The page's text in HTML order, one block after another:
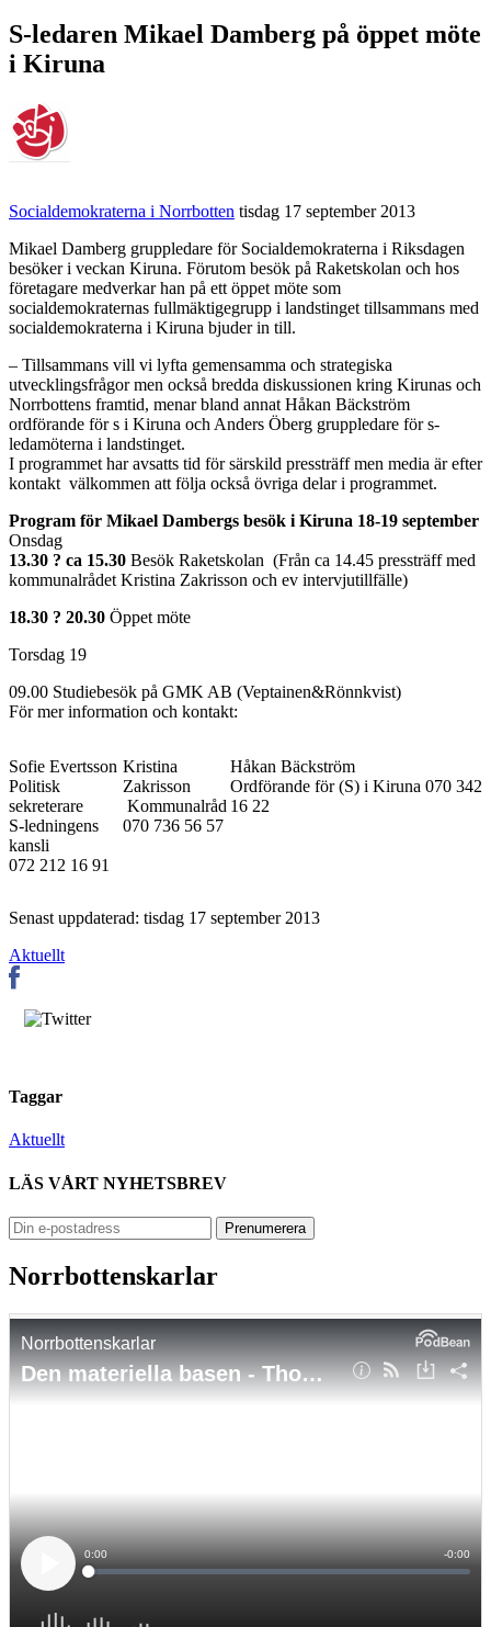
S-ledaren Mikael Damberg på öppet möte
i Kiruna
Socialdemokraterna i Norrbotten tisdag 17 september 2013
Mikael Damberg gruppledare för Socialdemokraterna i Riksdagen
besöker i veckan Kiruna. Förutom besök på Raketskolan och hos
företagare medverkar han på ett öppet möte som
socialdemokraternas fullmäktigegrupp i landstinget tillsammans med
socialdemokraterna i Kiruna bjuder in till.
– Tillsammans vill vi lyfta gemensamma och strategiska
utvecklingsfrågor men också bredda diskussionen kring Kirunas och
Norrbottens framtid, menar bland annat Håkan Bäckström
ordförande för s i Kiruna och Anders Öberg gruppledare för s-
ledamöterna i landstinget.
I programmet har avsatts tid för särskild pressträff men media är efter
kontakt välkommen att följa också övriga delar i programmet.
Program för Mikael Dambergs besök i Kiruna 18-19 september
Onsdag
13.30 ? ca 15.30 Besök Raketskolan (Från ca 14.45 pressträff med
kommunalrådet Kristina Zakrisson och ev intervjutillfälle)
18.30 ? 20.30 Öppet möte
Torsdag 19
09.00 Studiebesök på GMK AB (Veptainen&Rönnkvist)
För mer information och kontakt:
Sofie Evertsson
Politisk
sekreterare
S-ledningens
kansli
072 212 16 91
Kristina
Zakrisson
Kommunalråd
070 736 56 57
Håkan Bäckström
Ordförande för (S) i Kiruna 070 342
16 22
Senast uppdaterad: tisdag 17 september 2013
Aktuellt
Taggar
Aktuellt
LÄS VÅRT NYHETSBREV
Norrbottenskarlar